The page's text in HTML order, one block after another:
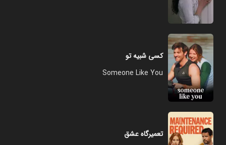
کسی شبیه تو
Someone Like You
تعمیرگاه عشق